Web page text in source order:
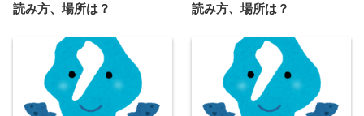
読み方、場所は？
読み方、場所は？